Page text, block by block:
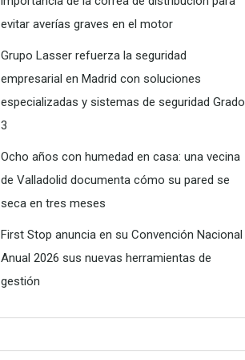
evitar averías graves en el motor
Grupo Lasser refuerza la seguridad
empresarial en Madrid con soluciones
especializadas y sistemas de seguridad Grado
3
Ocho años con humedad en casa: una vecina
de Valladolid documenta cómo su pared se
seca en tres meses
First Stop anuncia en su Convención Nacional
Anual 2026 sus nuevas herramientas de
gestión